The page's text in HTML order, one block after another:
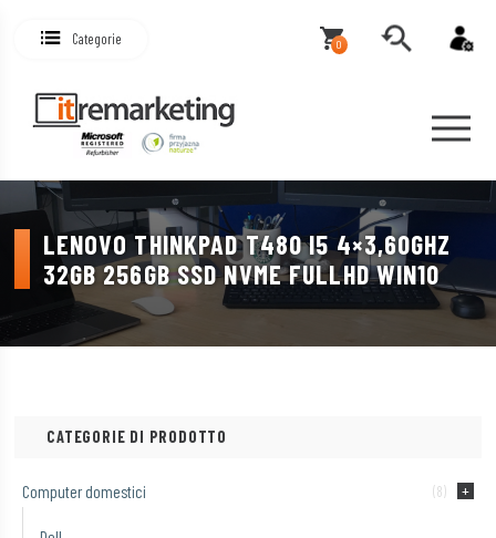
Categorie 0
LENOVO THINKPAD T480 I5 4×3,60GHZ
32GB 256GB SSD NVME FULLHD WIN10
CATEGORIE DI PRODOTTO
Computer domestici (8)